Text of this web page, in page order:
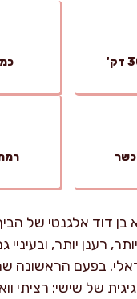
בן דוד אלגנטי של הביף
רענן יותר,
בפעם הראשונה
של שישי: רציתי